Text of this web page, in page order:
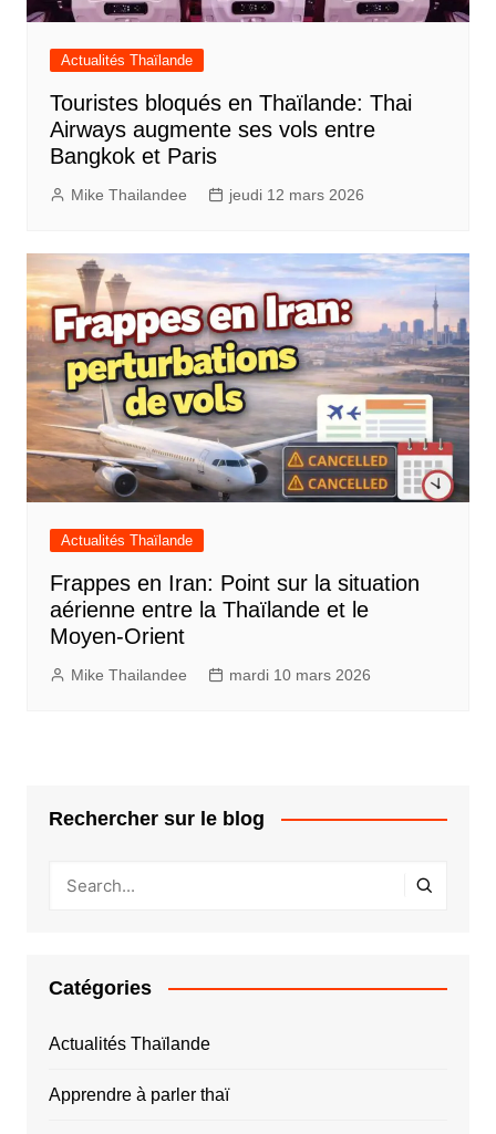
Actualités Thaïlande
Touristes bloqués en Thaïlande: Thai
Airways augmente ses vols entre
Bangkok et Paris
Mike Thailandee jeudi 12 mars 2026
Actualités Thaïlande
Frappes en Iran: Point sur la situation
aérienne entre la Thaïlande et le
Moyen-Orient
Mike Thailandee mardi 10 mars 2026
Rechercher sur le blog
Catégories
Actualités Thaïlande
Apprendre à parler thaï